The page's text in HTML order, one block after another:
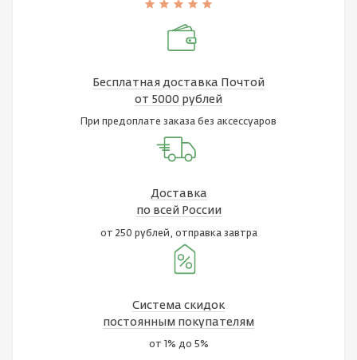
Бесплатная доставка Почтой
от 5000 рублей
При предоплате заказа без аксессуаров
Доставка
по всей России
от 250 рублей, отправка завтра
Система скидок
постоянным покупателям
от 1% до 5%